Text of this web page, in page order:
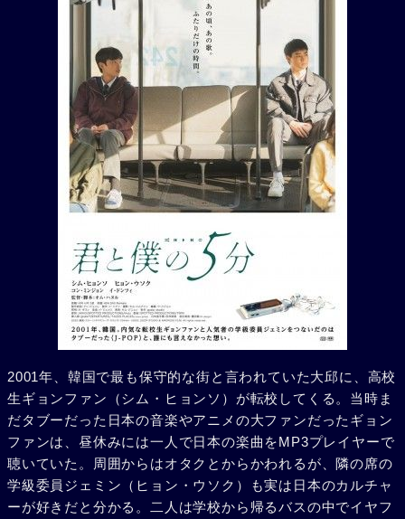
2001年、韓国で最も保守的な街と言われていた大邱に、高校
生ギョンファン（シム・ヒョンソ）が転校してくる。当時ま
だタブーだった日本の音楽やアニメの大ファンだったギョン
ファンは、昼休みには一人で日本の楽曲をMP3プレイヤーで
聴いていた。周囲からはオタクとからかわれるが、隣の席の
学級委員ジェミン（ヒョン・ウソク）も実は日本のカルチャ
ーが好きだと分かる。二人は学校から帰るバスの中でイヤフ